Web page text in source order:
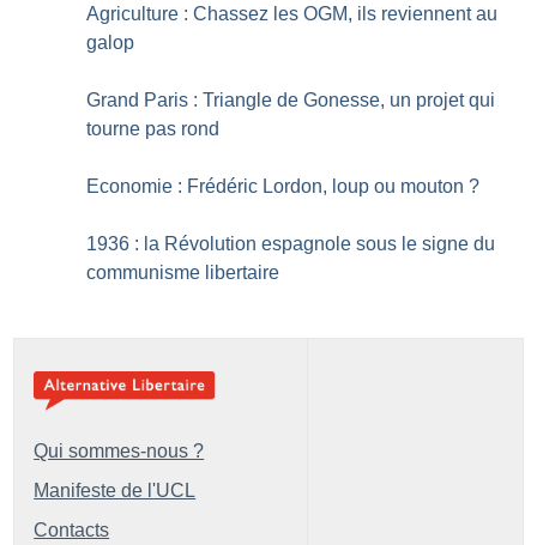
Agriculture : Chassez les OGM, ils reviennent au
galop
Grand Paris : Triangle de Gonesse, un projet qui
tourne pas rond
Economie : Frédéric Lordon, loup ou mouton ?
1936 : la Révolution espagnole sous le signe du
communisme libertaire
Qui sommes-nous ?
Manifeste de l'UCL
Contacts